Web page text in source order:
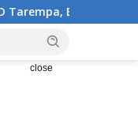
Akreditasi Adalah
close